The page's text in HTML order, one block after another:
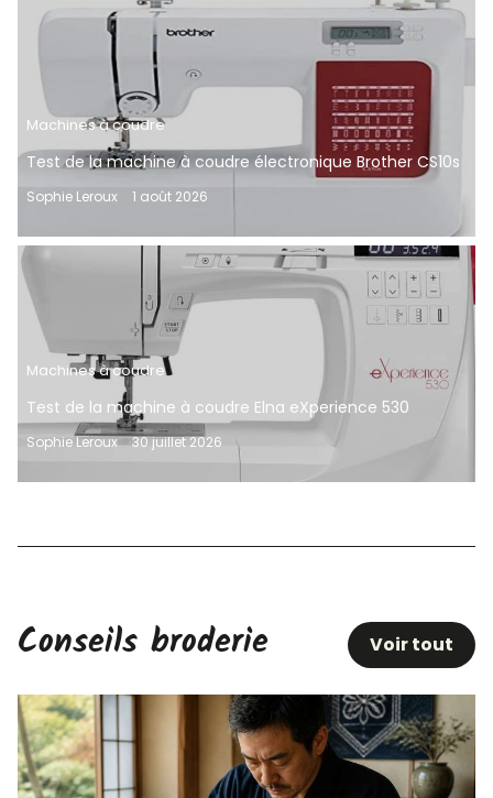
Machines à coudre
Test de la machine à coudre électronique Brother CS10s
Sophie Leroux 1 août 2026
Machines à coudre
Test de la machine à coudre Elna eXperience 530
Sophie Leroux 30 juillet 2026
Conseils broderie Voir tout